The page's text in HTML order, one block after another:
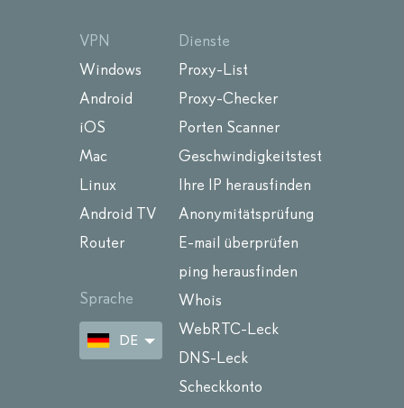
VPN
Windows
Android
iOS
Mac
Linux
Android TV
Router
Sprache
DE
Dienste
Proxy-List
Proxy-Checker
Porten Scanner
Geschwindigkeitstest
Ihre IP herausfinden
Anonymitätsprüfung
E-mail überprüfen
ping herausfinden
Whois
WebRTC-Leck
DNS-Leck
Scheckkonto